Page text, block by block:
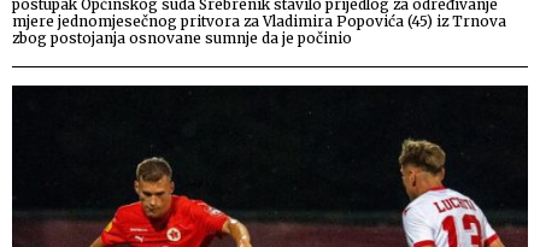
postupak Općinskog suda Srebrenik stavilo prijedlog za određivanje
mjere jednomjesečnog pritvora za Vladimira Popovića (45) iz Trnova
zbog postojanja osnovane sumnje da je počinio